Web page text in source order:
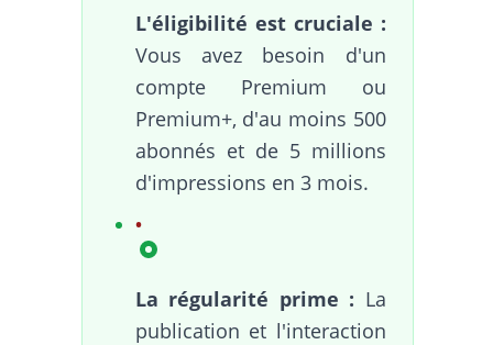
L'éligibilité est cruciale :
Vous avez besoin d'un
compte Premium ou
Premium+, d'au moins 500
abonnés et de 5 millions
d'impressions en 3 mois.
La régularité prime : La
publication et l'interaction